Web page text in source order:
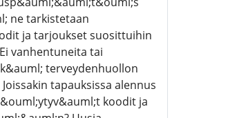
ne tarkistetaan
ja tarjoukset suosittuihin
vanhentuneita tai
terveydenhuollon
tapauksissa alennus
koodit ja